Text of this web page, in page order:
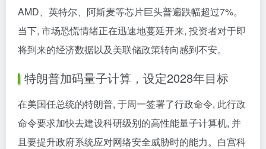
AMD、英特尔、阿斯麦等芯片巨头普遍跌幅超过7%。
当下, 市场恐慌情绪正在迅速地蔓延开来, 投资者对于即
将到来的经济数据以及美联储政策转向感到不安。
特朗普加码量子计算，设定2028年目标
在美国任总统的特朗普, 于周一签署了行政命令, 此行政
命令要求加快去建设科研级别的高性能量子计算机, 并
且要提升政府系统应对网络安全威胁时的能力。白宫科